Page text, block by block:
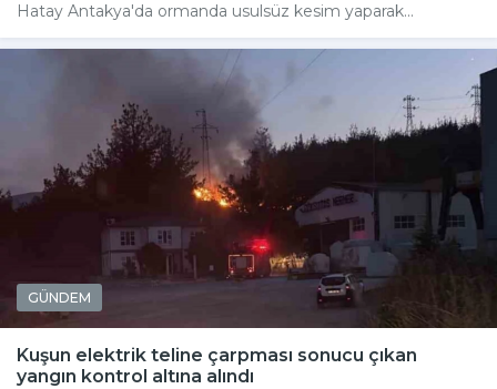
Hatay Antakya'da ormanda usulsüz kesim yaparak...
GÜNDEM
Kuşun elektrik teline çarpması sonucu çıkan
yangın kontrol altına alındı